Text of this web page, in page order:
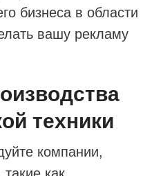
бизнеса в области
вашу рекламу
техники
компании,